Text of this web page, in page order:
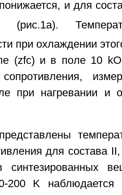
и для
при охлаждении
(zfc) и в поле 10
сопротивления,
при нагревании и
для состава
200 K наблюдается